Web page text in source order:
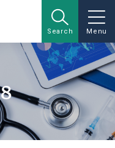
Search Menu